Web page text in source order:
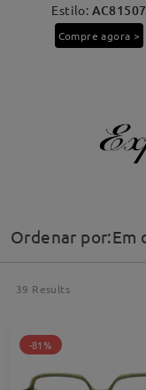
Estilo: AC81507
Compre agora >
39 Results
-81%